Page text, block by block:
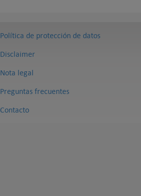
Política de protección de datos
Disclaimer
Nota legal
Preguntas frecuentes
Contacto